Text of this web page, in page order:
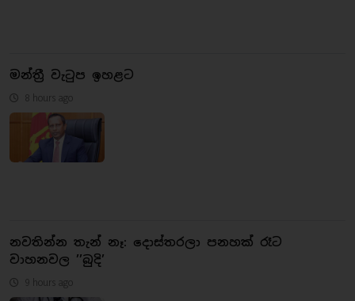
මන්ත්‍රී වැටුප ඉහළට
8 hours ago
නවතින්න තැන් නෑ: දොස්තරලා පනහක් රෑට
වාහනවල ’’බුදි’
9 hours ago